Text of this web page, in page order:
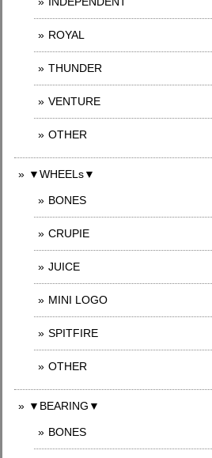
ROYAL
THUNDER
VENTURE
OTHER
▼WHEELs▼
BONES
CRUPIE
JUICE
MINI LOGO
SPITFIRE
OTHER
▼BEARING▼
BONES